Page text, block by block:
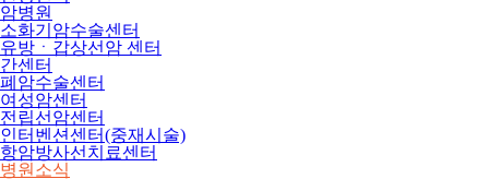
암병원
소화기암수술센터
유방ㆍ갑상선암 센터
간센터
폐암수술센터
여성암센터
전립선암센터
인터벤션센터(중재시술)
항암방사선치료센터
병원소식